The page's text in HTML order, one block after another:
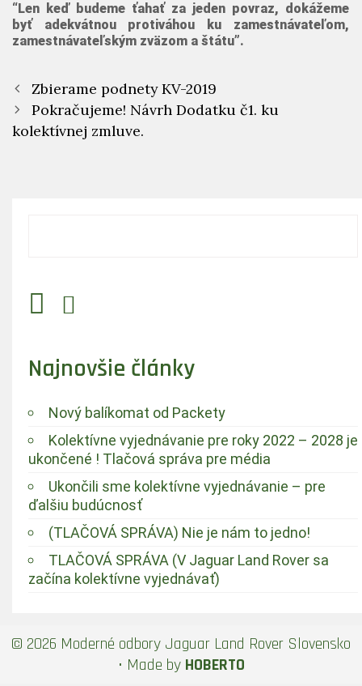
“Len keď budeme ťahať za jeden povraz, dokážeme
byť adekvátnou protiváhou ku zamestnávateľom,
zamestnávateľským zväzom a štátu”.
Zbierame podnety KV-2019
Pokračujeme! Návrh Dodatku č1. ku
kolektívnej zmluve.
Najnovšie články
Nový balíkomat od Packety
Kolektívne vyjednávanie pre roky 2022 – 2028 je
ukončené ! Tlačová správa pre média
Ukončili sme kolektívne vyjednávanie – pre
ďalšiu budúcnosť
(TLAČOVÁ SPRÁVA) Nie je nám to jedno!
TLAČOVÁ SPRÁVA (V Jaguar Land Rover sa
začína kolektívne vyjednávať)
© 2026 Moderné odbory Jaguar Land Rover Slovensko
• Made by HOBERTO